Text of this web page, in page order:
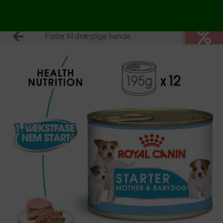
Foder til drægtige hunde